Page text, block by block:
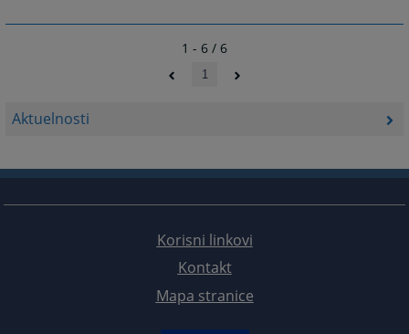
Aktuelnosti
1 - 6 / 6
1
Korisni linkovi
Kontakt
Mapa stranice